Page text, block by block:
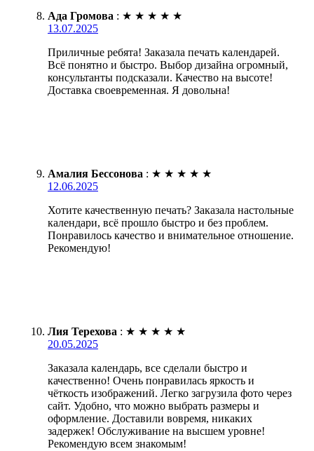
Ада Громова : ★ ★ ★ ★ ★
13.07.2025
Приличные ребята! Заказала печать календарей.
Всё понятно и быстро. Выбор дизайна огромный,
консультанты подсказали. Качество на высоте!
Доставка своевременная. Я довольна!
Амалия Бессонова : ★ ★ ★ ★ ★
12.06.2025
Хотите качественную печать? Заказала настольные
календари, всё прошло быстро и без проблем.
Понравилось качество и внимательное отношение.
Рекомендую!
Лия Терехова : ★ ★ ★ ★ ★
20.05.2025
Заказала календарь, все сделали быстро и
качественно! Очень понравилась яркость и
чёткость изображений. Легко загрузила фото через
сайт. Удобно, что можно выбрать размеры и
оформление. Доставили вовремя, никаких
задержек! Обслуживание на высшем уровне!
Рекомендую всем знакомым!